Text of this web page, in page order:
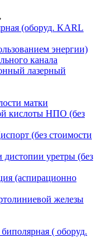
(оборуд. KARL
энергии)
канала
лазерный
матки
кислоты НПО (без
(без стоимости
уретры (без
(аспирационно
железы
( оборуд.